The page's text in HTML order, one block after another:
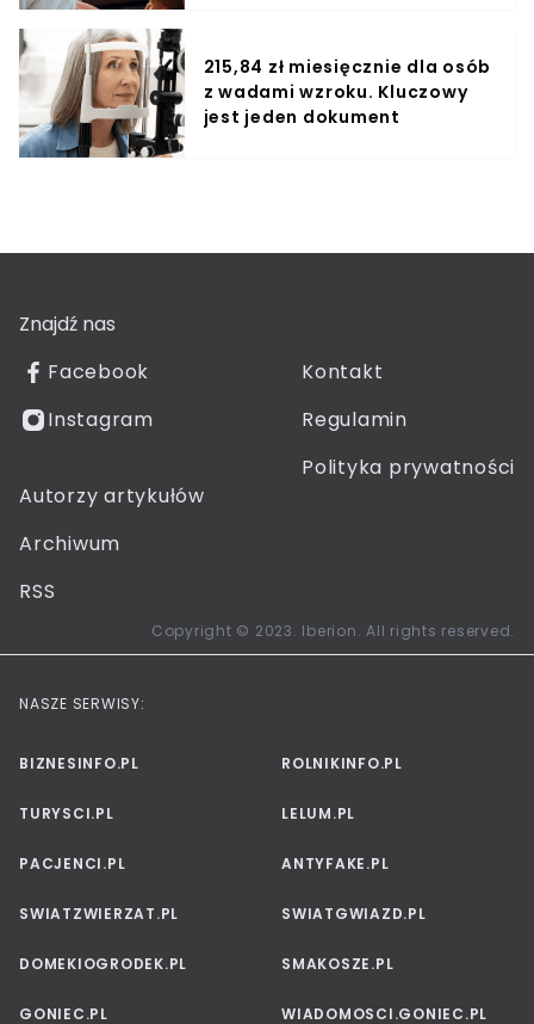
215,84 zł miesięcznie dla osób
z wadami wzroku. Kluczowy
jest jeden dokument
Znajdź nas
Facebook
Instagram
Kontakt
Regulamin
Polityka prywatności
Autorzy artykułów
Archiwum
RSS
Copyright © 2023. Iberion. All rights reserved.
NASZE SERWISY:
BIZNESINFO.PL ROLNIKINFO.PL
TURYSCI.PL LELUM.PL
PACJENCI.PL ANTYFAKE.PL
SWIATZWIERZAT.PL SWIATGWIAZD.PL
DOMEKIOGRODEK.PL SMAKOSZE.PL
GONIEC.PL WIADOMOSCI.GONIEC.PL